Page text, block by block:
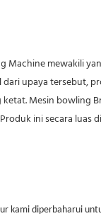
Machine mewakili
dari upaya tersebut,
Mesin bowling
ini secara luas
kami diperbaharui